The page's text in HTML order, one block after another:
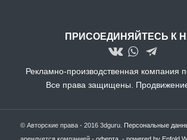
ПРИСОЕДИНЯЙТЕСЬ К
Рекламно-производственная компания
Все права защищены.
© Авторские права - 2016 3dguru. Персональные